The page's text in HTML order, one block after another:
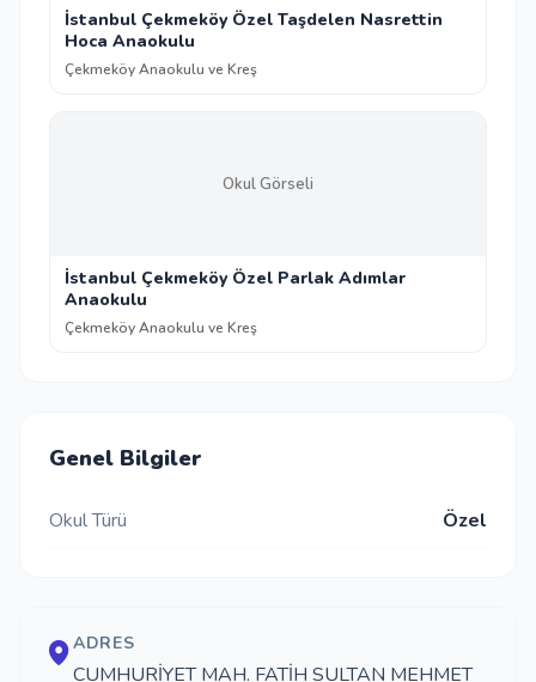
İstanbul Çekmeköy Özel Taşdelen Nasrettin
Hoca Anaokulu
Çekmeköy Anaokulu ve Kreş
Okul Görseli
İstanbul Çekmeköy Özel Parlak Adımlar
Anaokulu
Çekmeköy Anaokulu ve Kreş
Genel Bilgiler
Okul Türü Özel
ADRES
CUMHURİYET MAH. FATİH SULTAN MEHMET